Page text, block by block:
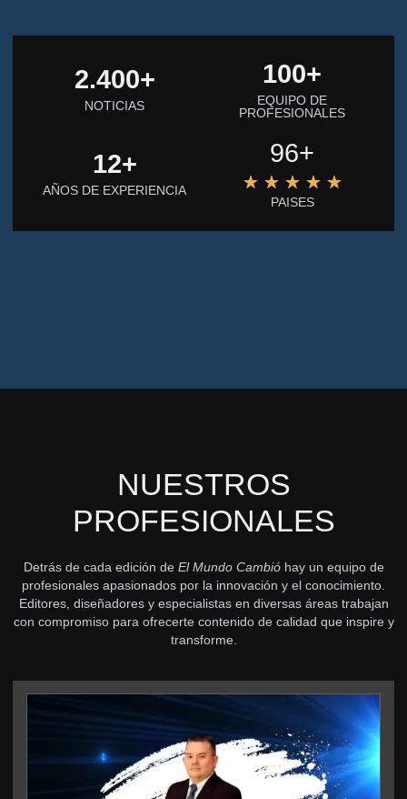
2.400+
NOTICIAS
100+
EQUIPO DE
PROFESIONALES
12+
AÑOS DE EXPERIENCIA
96+
★ ★ ★ ★ ★
PAISES
NUESTROS
PROFESIONALES
Detrás de cada edición de El Mundo Cambióhay un equipo de
profesionales apasionados por la innovación y el conocimiento.
Editores, diseñadores y especialistas en diversas áreas trabajan
con compromiso para ofrecerte contenido de calidad que inspire y
transforme.